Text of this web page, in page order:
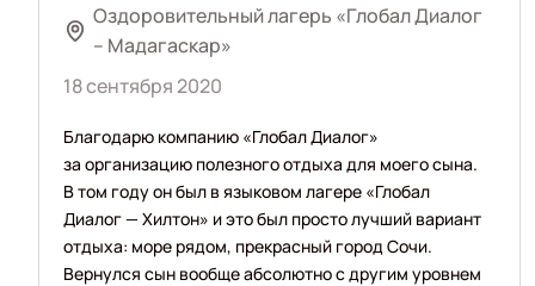
Оздоровительный лагерь «Глобал Диалог
– Мадагаскар»
18 сентября 2020
Благодарю компанию «Глобал Диалог»
за организацию полезного отдыха для моего сына.
В том году он был в языковом лагере «Глобал
Диалог — Хилтон» и это был просто лучший вариант
отдыха: море рядом, прекрасный город Сочи.
Вернулся сын вообще абсолютно с другим уровнем